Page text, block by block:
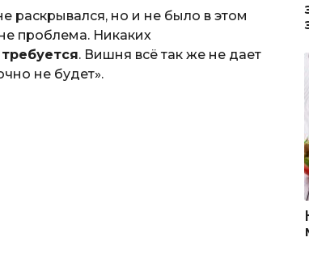
раскрывался, но и не было в этом
проблема. Никаких
. Вишня всё так же не дает
не будет».